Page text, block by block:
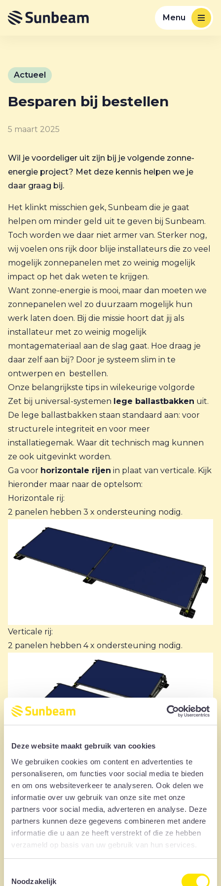
Deze website maakt gebruik van cookies
We gebruiken cookies om content en advertenties te
personaliseren, om functies voor social media te bieden
en om ons websiteverkeer te analyseren. Ook delen we
informatie over uw gebruik van onze site met onze
partners voor social media, adverteren en analyse. Deze
partners kunnen deze gegevens combineren met andere
informatie die u aan ze heeft verstrekt of die ze hebben
verzameld op basis van uw gebruik van hun services.
Noodzakelijk
Menu
Actueel
Besparen bij bestellen
5 maart 2025
Wil je voordeliger uit zijn bij je volgende zonne-
energie project? Met deze kennis helpen we je
daar graag bij.
Het klinkt misschien gek, Sunbeam die je gaat
helpen om minder geld uit te geven bij Sunbeam.
Toch worden we daar niet armer van. Sterker nog,
wij voelen ons rijk door blije installateurs die zo veel
mogelijk zonnepanelen met zo weinig mogelijk
impact op het dak weten te krijgen.
Want zonne-energie is mooi, maar dan moeten we
zonnepanelen wel zo duurzaam mogelijk hun
werk laten doen. Bij die missie hoort dat jij als
installateur met zo weinig mogelijk
montagemateriaal aan de slag gaat. Hoe draag je
daar zelf aan bij? Door je systeem slim in te
ontwerpen en bestellen.
Onze belangrijkste tips in wilekeurige volgorde
Zet bij universal-systemen lege ballastbakken uit.
De lege ballastbakken staan standaard aan: voor
structurele integriteit en voor meer
installatiegemak. Waar dit technisch mag kunnen
ze ook uitgevinkt worden.
Ga voor horizontale rijen in plaat van verticale. Kijk
hieronder maar naar de optelsom:
Horizontale rij:
2 panelen hebben 3 x ondersteuning nodig.
Verticale rij:
2 panelen hebben 4 x ondersteuning nodig.
Kies voorsymmetrisch in plaats van universeel.
Ook dat scheelt weer materiaal per paneel.
2 panelen hebben 2x ondersteuning nodig.